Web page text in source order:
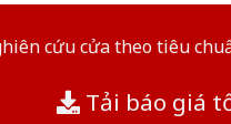
cứu cửa theo tiêu
Tải báo giá